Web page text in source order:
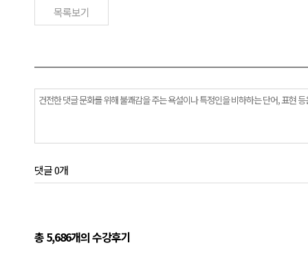
목록보기
댓글 0개
총 5,686개의 수강후기